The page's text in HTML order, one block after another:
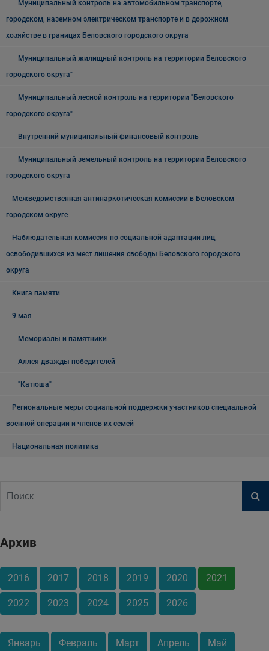
Муниципальный контроль на автомобильном транспорте,
городском, наземном электрическом транспорте и в дорожном
хозяйстве в границах Беловского городского округа
Муниципальный жилищный контроль на территории Беловского
городского округа"
Муниципальный лесной контроль на территории "Беловского
городского округа"
Внутренний муниципальный финансовый контроль
Муниципальный земельный контроль на территории Беловского
городского округа
Межведомственная антинаркотическая комиссии в Беловском
городском округе
Наблюдательная комиссия по социальной адаптации лиц,
освободившихся из мест лишения свободы Беловского городского
округа
Книга памяти
9 мая
Мемориалы и памятники
Аллея дважды победителей
"Катюша"
Региональные меры социальной поддержки участников специальной
военной операции и членов их семей
Национальная политика
Архив
2016 2017 2018 2019 2020 2021
2022 2023 2024 2025 2026
Январь Февраль Март Апрель Май